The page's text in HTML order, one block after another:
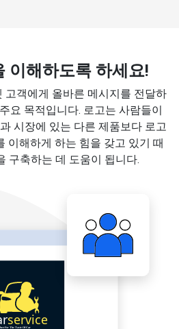
이해하도록 하세요!
고객에게 올바른 메시지를 전달하
요 목적입니다. 로고는 사람들이
시장에 있는 다른 제품보다 로고
이해하게 하는 힘을 갖고 있기 때
구축하는 데 도움이 됩니다.